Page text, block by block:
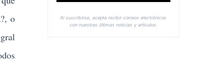
o
Al suscribirse, acepta recibir correos electrónicos
con nuestras últimas noticias y artículos.